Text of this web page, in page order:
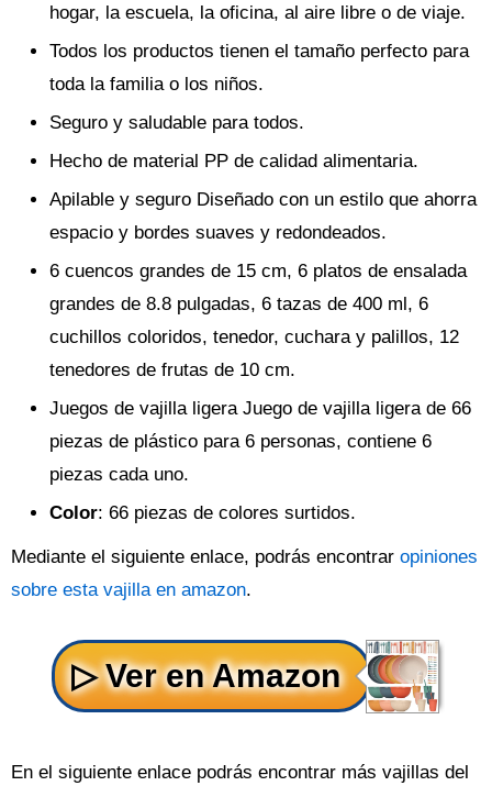
hogar, la escuela, la oficina, al aire libre o de viaje.
Todos los productos tienen el tamaño perfecto para
toda la familia o los niños.
Seguro y saludable para todos.
Hecho de material PP de calidad alimentaria.
Apilable y seguro Diseñado con un estilo que ahorra
espacio y bordes suaves y redondeados.
6 cuencos grandes de 15 cm, 6 platos de ensalada
grandes de 8.8 pulgadas, 6 tazas de 400 ml, 6
cuchillos coloridos, tenedor, cuchara y palillos, 12
tenedores de frutas de 10 cm.
Juegos de vajilla ligera Juego de vajilla ligera de 66
piezas de plástico para 6 personas, contiene 6
piezas cada uno.
Color: 66 piezas de colores surtidos.
Mediante el siguiente enlace, podrás encontrar opiniones
sobre esta vajilla en amazon.
En el siguiente enlace podrás encontrar más vajillas del